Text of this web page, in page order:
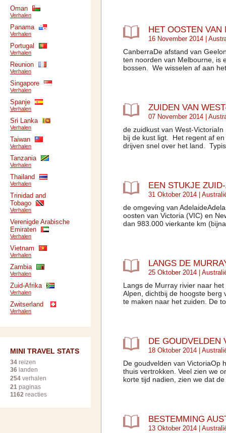
HET OOSTEN
16 November 2014 |
CanberraDe afstand van
ten noorden van Melbourne, is
bossen. We wisselen af aan
ZUIDEN VAN
07 November 2014 |
de zuidkust van West-
bij de kust ligt. Het regent af
drijven snel over het land.
EEN STUKJE
31 Oktober 2014 |
de omgeving van
oosten van Victoria (VIC) en
dan 983.000 vierkante km
LANGS DE
25 Oktober 2014 |
Langs de Murray rivier naar
Alpen, dichtbij de hoogste berg
te maken naar het zuiden. De
DE GOUDVELDEN
18 Oktober 2014 |
De goudvelden van VictoriaOp
thuis vertrokken. Veel zien we
korte tijd nadien, zien we dat
BESTEMMING
13 Oktober 2014 |
Oman
Verhalen
Panama
Verhalen
Portugal
Verhalen
Reunion
Verhalen
Singapore
Verhalen
Spanje
Verhalen
Sri Lanka
Verhalen
Taiwan
Verhalen
Tanzania
Verhalen
Thailand
Verhalen
Trinidad and
Tobago
Verhalen
Verenigde Arabische
Emiraten
Verhalen
Vietnam
Verhalen
Zambia
Verhalen
Zuid-Afrika
Verhalen
Zwitserland
Verhalen
MINI TRAVEL STATS
34 reizen
36 landen
254 verhalen
21 paginas
1162 reacties